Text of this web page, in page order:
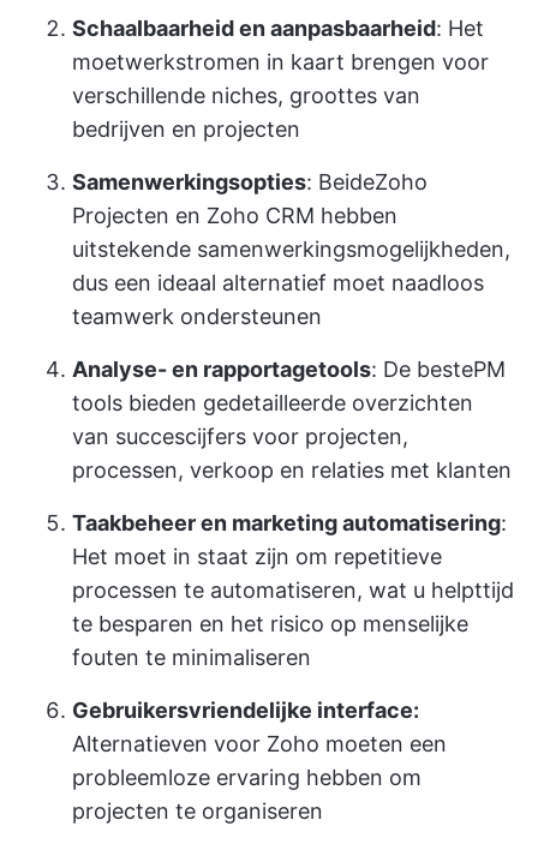
Schaalbaarheid en aanpasbaarheid: Het
moetwerkstromen in kaart brengen voor
verschillende niches, groottes van
bedrijven en projecten
Samenwerkingsopties: BeideZoho
Projecten en Zoho CRM hebben
uitstekende samenwerkingsmogelijkheden,
dus een ideaal alternatief moet naadloos
teamwerk ondersteunen
Analyse- en rapportagetools: De bestePM
tools bieden gedetailleerde overzichten
van succescijfers voor projecten,
processen, verkoop en relaties met klanten
Taakbeheer en marketing automatisering:
Het moet in staat zijn om repetitieve
processen te automatiseren, wat u helpttijd
te besparen en het risico op menselijke
fouten te minimaliseren
Gebruikersvriendelijke interface:
Alternatieven voor Zoho moeten een
probleemloze ervaring hebben om
projecten te organiseren